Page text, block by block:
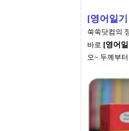
[영어일
쑥쑥닷컴의
바로 [영어
오~ 두께부